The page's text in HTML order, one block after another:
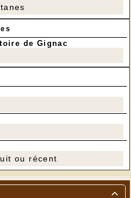

de Gignac
ou récent